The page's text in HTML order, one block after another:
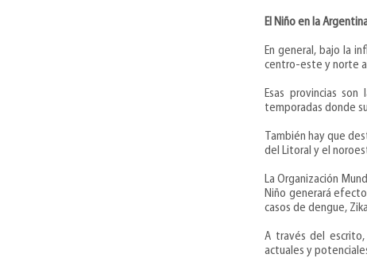
El Niño en la
En general, bajo la
centro-este y norte
Esas provincias
temporadas donde
También hay que
del Litoral y el
La Organización
Niño generará
casos de dengue,
A través del
actuales y